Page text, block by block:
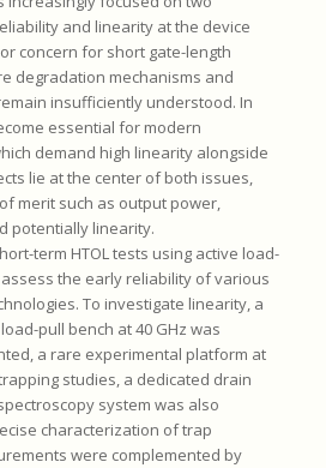
and linearity at the device
concern for short gate-length
degradation mechanisms and
insufficiently understood. In
essential for modern
demand high linearity alongside
lie at the center of both issues,
merit such as output power,
potentially linearity.
term HTOL tests using active load-
the early reliability of various
To investigate linearity, a
pull bench at 40 GHz was
a rare experimental platform at
studies, a dedicated drain
system was also
characterization of trap
were complemented by